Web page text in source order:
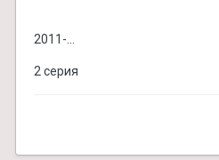
2011-...
2 серия